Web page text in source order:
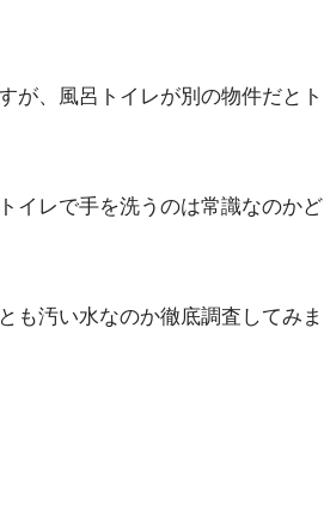
が、風呂トイレが別の物件だとト
イレで手を洗うのは常識なのかど
も汚い水なのか徹底調査してみま